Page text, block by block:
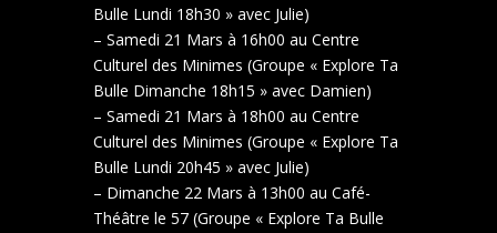
Bulle Lundi 18h30 » avec Julie)
– Samedi 21 Mars à 16h00 au Centre
Culturel des Minimes (Groupe « Explore Ta
Bulle Dimanche 18h15 » avec Damien)
– Samedi 21 Mars à 18h00 au Centre
Culturel des Minimes (Groupe « Explore Ta
Bulle Lundi 20h45 » avec Julie)
– Dimanche 22 Mars à 13h00 au Café-
Théâtre le 57 (Groupe « Explore Ta Bulle